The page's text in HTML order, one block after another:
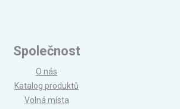
Společnost
O nás
Katalog produktů
Volná místa